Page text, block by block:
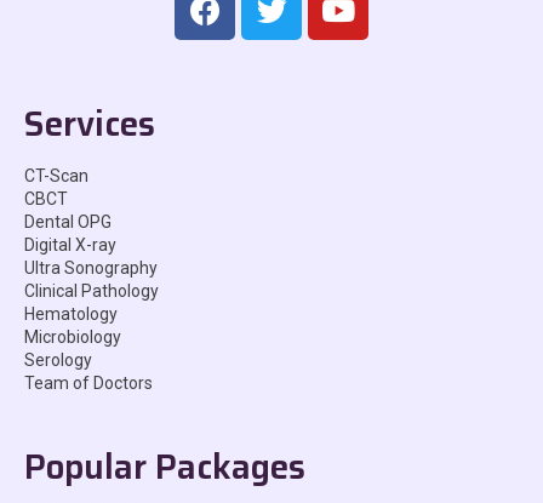
Services
CT-Scan
CBCT
Dental OPG
Digital X-ray
Ultra Sonography
Clinical Pathology
Hematology
Microbiology
Serology
Team of Doctors
Popular Packages